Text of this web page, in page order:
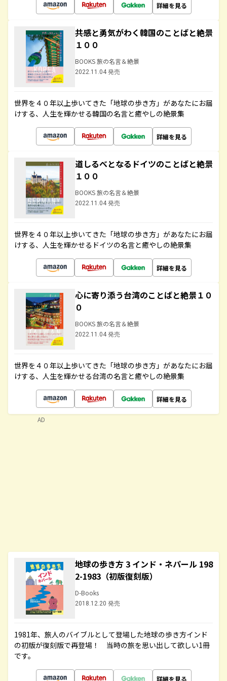
詳細を見る
共感と勇気がわく韓国のことばと絶景
１００
BOOKS 旅の名言＆絶景
2022.11.04 発売
世界を４０年以上歩いてきた「地球の歩き方」があなたにお届
けする、人生を輝かせる韓国の名言と癒やしの絶景集
詳細を見る
道しるべとなるドイツのことばと絶景
１００
BOOKS 旅の名言＆絶景
2022.11.04 発売
世界を４０年以上歩いてきた「地球の歩き方」があなたにお届
けする、人生を輝かせるドイツの名言と癒やしの絶景集
詳細を見る
心に寄り添う台湾のことばと絶景１０
０
BOOKS 旅の名言＆絶景
2022.11.04 発売
世界を４０年以上歩いてきた「地球の歩き方」があなたにお届
けする、人生を輝かせる台湾の名言と癒やしの絶景集
詳細を見る
地球の歩き方 3 インド・ネパール 198
2-1983（初版復刻版）
D-Books
2018.12.20 発売
1981年、旅人のバイブルとして登場した地球の歩き方インド
の初版が復刻版で再登場！ 当時の旅を思い出して欲しい1冊
です。
詳細を見る
AD